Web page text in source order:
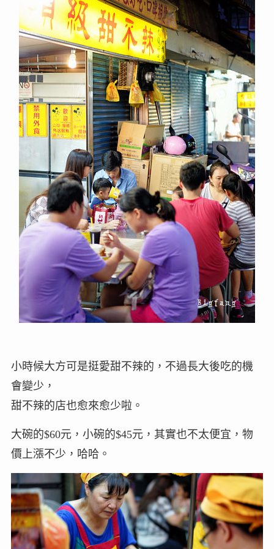
小時候大方可是挺愛甜不辣的，不過長大後吃的機
會變少，
甜不辣的店也愈來愈少啦。
大碗的$60元，小碗的$45元，其實也不太便宜，物
價上漲不少，哈哈。